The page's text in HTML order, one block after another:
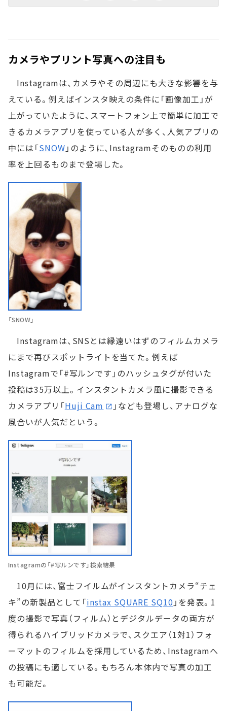
カメラやプリント写真への注目も
Instagramは、カメラやその周辺にも大きな影響を与
えている。例えばインスタ映えの条件に「画像加工」が
上がっていたように、スマートフォン上で簡単に加工で
きるカメラアプリを使っている人が多く、人気アプリの
中には「SNOW 」のように、Instagramそのものの利用
率を上回るものまで登場した。
「SNOW」
Instagramは、SNSとは縁遠いはずのフィルムカメラ
にまで再びスポットライトを当てた。例えば
Instagramで「#写ルンです」のハッシュタグが付いた
投稿は35万以上。インスタントカメラ風に撮影できる
カメラアプリ「Huji Cam
」なども登場し、アナログな
風合いが人気だという。
Instagramの「#写ルンです」検索結果
10月には、富士フイルムがインスタントカメラ“チェ
キ”の新製品として「instax SQUARE SQ10 」を発表。1
度の撮影で写真（フィルム）とデジタルデータの両方が
得られるハイブリッドカメラで、スクエア（1対1）フォ
ーマットのフィルムを採用しているため、Instagramへ
の投稿にも適している。もちろん本体内で写真の加工
も可能だ。